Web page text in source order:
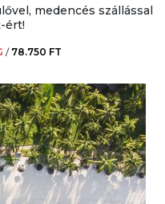
medencés szállással
ért!
/ 78.750 FT